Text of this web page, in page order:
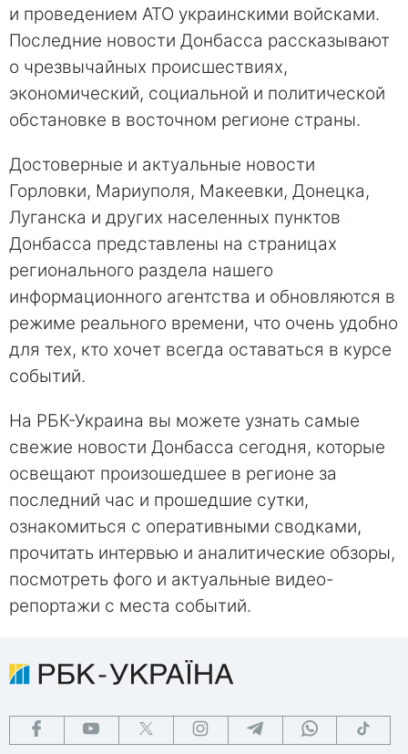
и проведением АТО украинскими войсками.
Последние новости Донбасса рассказывают
о чрезвычайных происшествиях,
экономический, социальной и политической
обстановке в восточном регионе страны.
Достоверные и актуальные новости
Горловки, Мариуполя, Макеевки, Донецка,
Луганска и других населенных пунктов
Донбасса представлены на страницах
регионального раздела нашего
информационного агентства и обновляются в
режиме реального времени, что очень удобно
для тех, кто хочет всегда оставаться в курсе
событий.
На РБК-Украина вы можете узнать самые
свежие новости Донбасса сегодня, которые
освещают произошедшее в регионе за
последний час и прошедшие сутки,
ознакомиться с оперативными сводками,
прочитать интервью и аналитические обзоры,
посмотреть фого и актуальные видео-
репортажи с места событий.